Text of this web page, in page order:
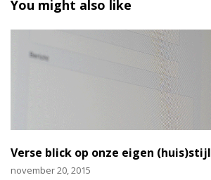
You might also like
Verse blick op onze eigen (huis)stijl
november 20, 2015